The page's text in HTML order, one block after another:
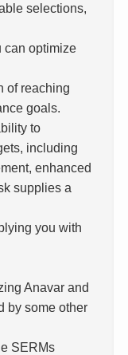
selections,
can optimize
of reaching
goals.
to
including
enhanced
supplies a
you with
Anavar and
by some other
SERMs